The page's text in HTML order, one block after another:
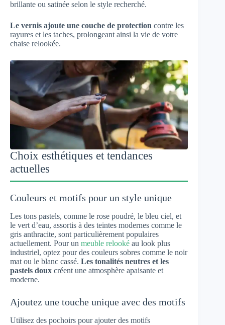
brillante ou satinée selon le style recherché.
Le vernis ajoute une couche de protection contre les
rayures et les taches, prolongeant ainsi la vie de votre
chaise relookée.
Choix esthétiques et tendances
actuelles
Couleurs et motifs pour un style unique
Les tons pastels, comme le rose poudré, le bleu ciel, et
le vert d’eau, assortis à des teintes modernes comme le
gris anthracite, sont particulièrement populaires
actuellement. Pour un meuble relooké au look plus
industriel, optez pour des couleurs sobres comme le noir
mat ou le blanc cassé. Les tonalités neutres et les
pastels doux créent une atmosphère apaisante et
moderne.
Ajoutez une touche unique avec des motifs
Utilisez des pochoirs pour ajouter des motifs